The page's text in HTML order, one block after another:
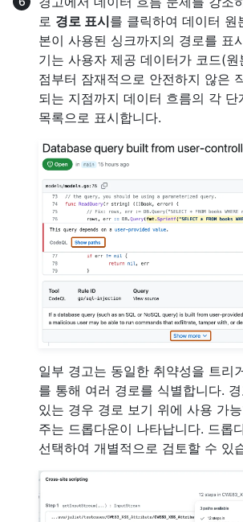
로 경로 표시를 클릭하여 데이터 원
본이 사용된 싱크까지의 경로를 표
기는 사용자 제공 데이터가 코드(
점부터 잠재적으로 안전하지 않은
되는 지점까지 데이터 흐름의 각 단
목록으로 표시합니다.
일부 경고는 동일한 취약성을 트리
를 통해 여러 경로를 식별합니다.
있는 경우 경로 보기 위에 사용 가
주는 드롭다운이 나타납니다. 드롭
선택하여 개별적으로 검토할 수 있